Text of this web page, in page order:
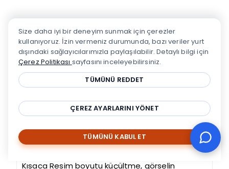
BlogdanSon Haberler
Türkiye'nin en kapsamlı ve güncel Hosting
Blog'u ile ürün, hizmet ve sektörel
haberlere göz atın.
Popüler Resim Boyutu Küçültme Siteleri
Kısaca Resim boyutu küçültme, görselin
Size daha iyi bir deneyim sunmak için çerezler
kullanıyoruz. İzin vermeniz durumunda, bazı veriler yurt
dışındaki sağlayıcılarımızla paylaşılabilir. Detaylı bilgi için
Çerez Politikası sayfasını inceleyebilirsiniz.
TÜMÜNÜ REDDET
ÇEREZ AYARLARINI YÖNET
TÜMÜNÜ KABUL ET